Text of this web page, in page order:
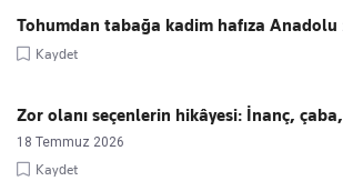
Tohumdan tabağa kadim hafıza Anadolu
Kaydet
Zor olanı seçenlerin hikâyesi: İnanç,
18 Temmuz 2026
Kaydet